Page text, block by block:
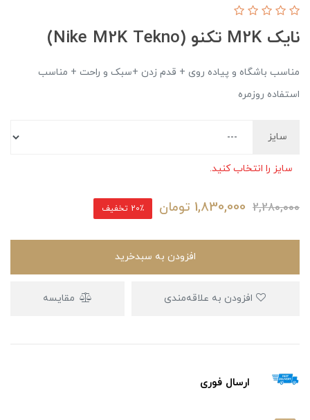
نایک M2K تکنو (Nike M2K Tekno)
مناسب باشگاه و پیاده روی + قدم زدن +سبک و راحت + ‌مناسب
استفاده روزمره
سایز
سایز را انتخاب کنید.
2,280,000
1,830,000 تومان 20٪ تخفیف
افزودن به سبدخرید
مقایسه
ارسال فوری